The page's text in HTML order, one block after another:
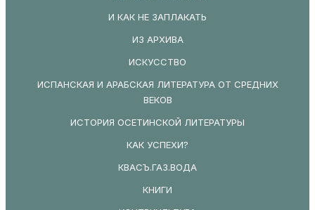
И КАК НЕ ЗАПЛАКАТЬ
ИЗ АРХИВА
ИСКУССТВО
ИСПАНСКАЯ И АРАБСКАЯ ЛИТЕРАТУРА ОТ СРЕДНИХ
ВЕКОВ
ИСТОРИЯ ОСЕТИНСКОЙ ЛИТЕРАТУРЫ
КАК УСПЕХИ?
КВАСЪ.ГАЗ.ВОДА
КНИГИ